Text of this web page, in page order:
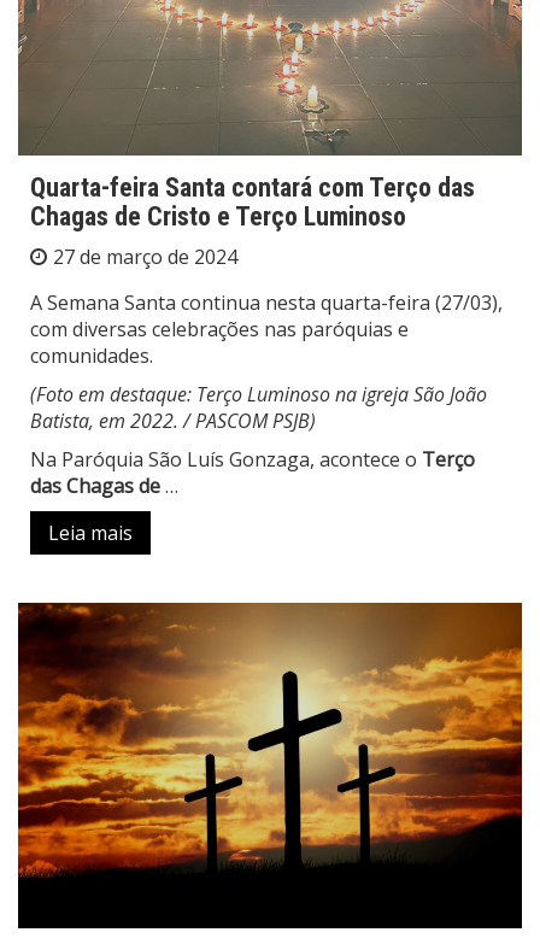
Quarta-feira Santa contará com Terço das
Chagas de Cristo e Terço Luminoso
27 de março de 2024
A Semana Santa continua nesta quarta-feira (27/03),
com diversas celebrações nas paróquias e
comunidades.
(Foto em destaque: Terço Luminoso na igreja São João
Batista, em 2022. / PASCOM PSJB)
Na Paróquia São Luís Gonzaga, acontece o Terço
das Chagas de…
Leia mais